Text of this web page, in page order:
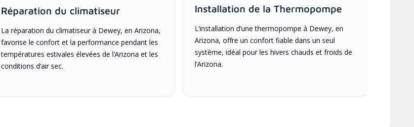
Réparation du climatiseur
La réparation du climatiseur à Dewey, en Arizona,
favorise le confort et la performance pendant les
températures estivales élevées de l’Arizona et les
conditions d’air sec.
Installation de la Thermopompe
L’installation d’une thermopompe à Dewey, en
Arizona, offre un confort fiable dans un seul
système, idéal pour les hivers chauds et froids de
l’Arizona.